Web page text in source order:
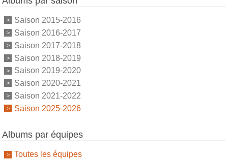
Saison 2015-2016
Saison 2016-2017
Saison 2017-2018
Saison 2018-2019
Saison 2019-2020
Saison 2020-2021
Saison 2021-2022
Saison 2025-2026
Albums par équipes
Toutes les équipes